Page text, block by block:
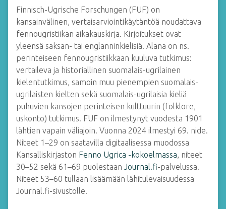
Finnisch-Ugrische Forschungen (FUF) on
kansainvälinen, vertaisarviointikäytäntöä noudattava
fennougristiikan aikakauskirja. Kirjoitukset ovat
yleensä saksan- tai englanninkielisiä. Alana on ns.
perinteiseen fennougristiikkaan kuuluva tutkimus:
vertaileva ja historiallinen suomalais-ugrilainen
kielentutkimus, samoin muu pienempien suomalais-
ugrilaisten kielten sekä suomalais-ugrilaisia kieliä
puhuvien kansojen perinteisen kulttuurin (folklore,
uskonto) tutkimus. FUF on ilmestynyt vuodesta 1901
lähtien vapain väliajoin. Vuonna 2024 ilmestyi 69. nide.
Niteet 1–29 on saatavilla digitaalisessa muodossa
Kansalliskirjaston Fenno Ugrica -kokoelmassa, niteet
30–52 sekä 61–69 puolestaan Journal.fi-palvelussa.
Niteet 53–60 tullaan lisäämään lähitulevaisuudessa
Journal.fi-sivustolle.